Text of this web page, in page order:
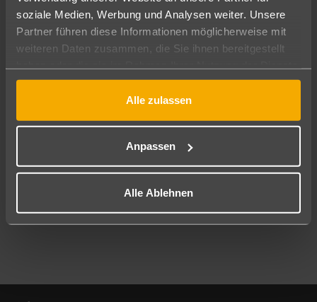
soziale Medien, Werbung und Analysen weiter. Unsere
Partner führen diese Informationen möglicherweise mit
weiteren Daten zusammen, die Sie ihnen bereitgestellt
gesammelt haben.
Alle zulassen
Anpassen
Alle Ablehnen
Abflughafen
Alle Abflughäfen
12.08.26–10.08.27 7-21 Nächte
Mehr Filter anzeigen